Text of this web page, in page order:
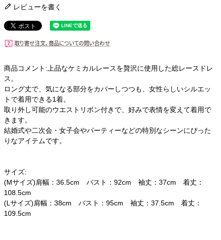
レビューを書く
商品コメント:上品なケミカルレースを贅沢に使用した総レースドレ
ス。
ロング丈で、気になる部分をカバーしつつも、女性らしいシルエッ
トで着用できる1着。
取り外し可能のウエストリボン付きで、好みで表情を変えて着用で
きます。
結婚式や二次会・女子会やパーティーなどの特別なシーンにぴった
りなアイテムです。
サイズ:
(Mサイズ)肩幅：36.5cm バスト：92cm 袖丈：37cm 着丈：
108.5cm
(Lサイズ)肩幅：38cm バスト：95cm 袖丈：37.5cm 着丈：
109.5cm